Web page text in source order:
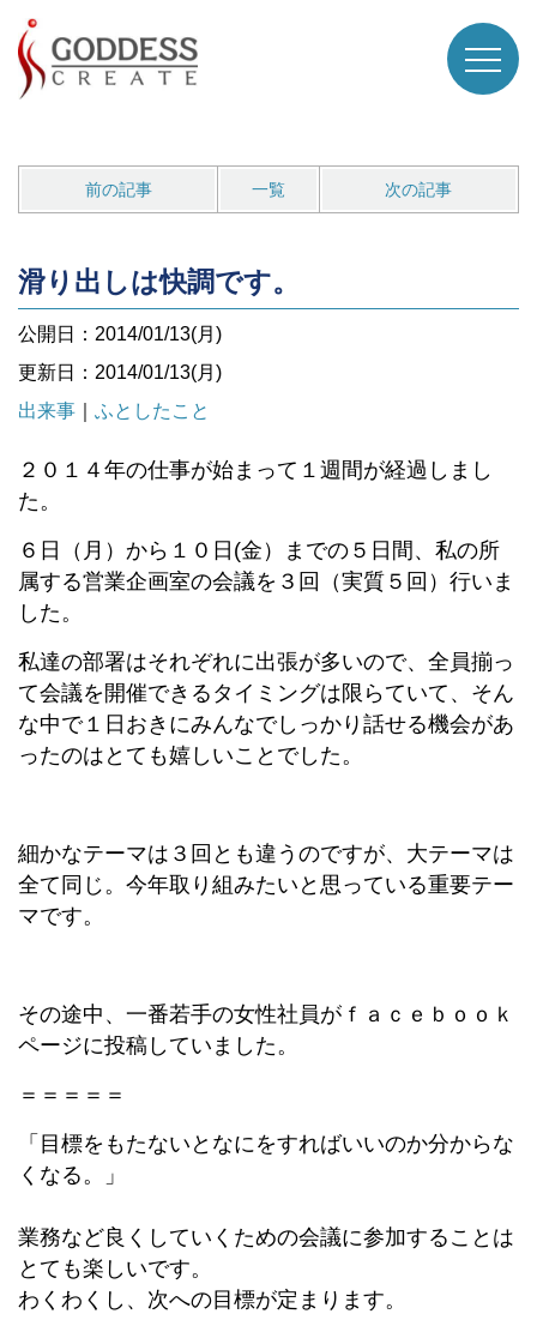
前の記事 一覧 次の記事
滑り出しは快調です。
公開日：2014/01/13(月)
更新日：2014/01/13(月)
出来事
ふとしたこと
２０１４年の仕事が始まって１週間が経過しまし
た。
６日（月）から１０日(金）までの５日間、私の所
属する営業企画室の会議を３回（実質５回）行いま
した。
私達の部署はそれぞれに出張が多いので、全員揃っ
て会議を開催できるタイミングは限らていて、そん
な中で１日おきにみんなでしっかり話せる機会があ
ったのはとても嬉しいことでした。
細かなテーマは３回とも違うのですが、大テーマは
全て同じ。今年取り組みたいと思っている重要テー
マです。
その途中、一番若手の女性社員がｆａｃｅｂｏｏｋ
ページに投稿していました。
＝＝＝＝＝
「目標をもたないとなにをすればいいのか分からな
くなる。」
業務など良くしていくための会議に参加することは
とても楽しいです。
わくわくし、次への目標が定まります。